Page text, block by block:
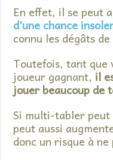
En effet, il se peut
d’une chance
connu les dégâts
Toutefois, tant que
joueur gagnant, il
jouer beaucoup de
Si multi-tabler peut
peut aussi
donc un risque à